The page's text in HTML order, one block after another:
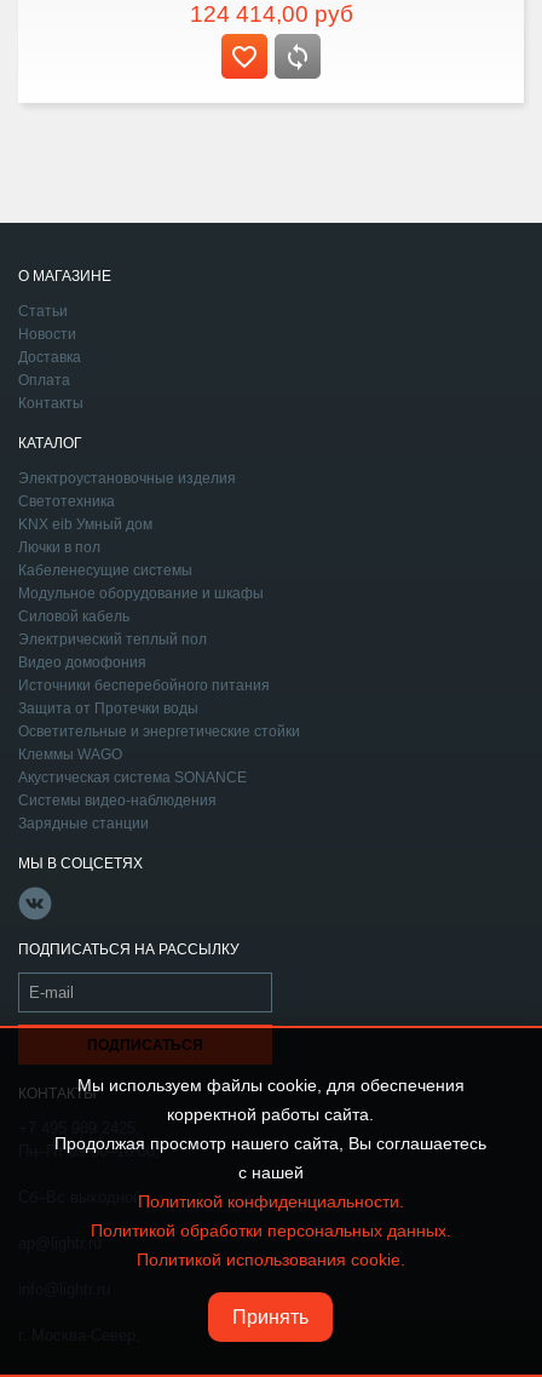
124 414,00 руб
О МАГАЗИНЕ
Статьи
Новости
Доставка
Оплата
Контакты
КАТАЛОГ
Электроустановочные изделия
Светотехника
KNX eib Умный дом
Лючки в пол
Кабеленесущие системы
Модульное оборудование и шкафы
Силовой кабель
Электрический теплый пол
Видео домофония
Источники бесперебойного питания
Защита от Протечки воды
Осветительные и энергетические стойки
Клеммы WAGO
Акустическая система SONANCE
Системы видео-наблюдения
Зарядные станции
МЫ В СОЦСЕТЯХ
ПОДПИСАТЬСЯ НА РАССЫЛКУ
КОНТАКТЫ
Пн–Пт 09:00–18:00,
Сб–Вс выходной
Мы используем файлы cookie, для обеспечения
корректной работы сайта.
Продолжая просмотр нашего сайта, Вы соглашаетесь
с нашей
Политикой конфиденциальности.
Политикой обработки персональных данных.
Политикой использования cookie.
Принять